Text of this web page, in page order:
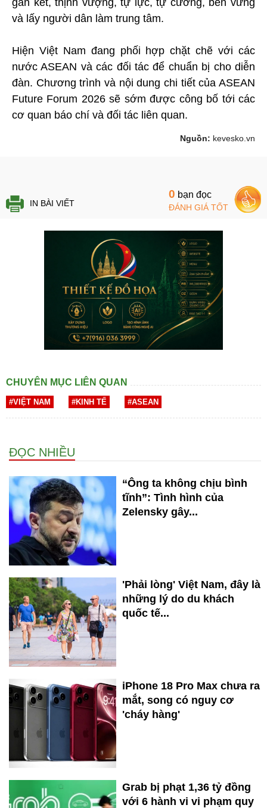
và lấy người dân làm trung tâm.
Hiện Việt Nam đang phối hợp chặt chẽ với các
nước ASEAN và các đối tác để chuẩn bị cho diễn
đàn. Chương trình và nội dung chi tiết của ASEAN
Future Forum 2026 sẽ sớm được công bố tới các
cơ quan báo chí và đối tác liên quan.
Nguồn: kevesko.vn
IN BÀI VIẾT
0 bạn đọc
ĐÁNH GIÁ TỐT
CHUYÊN MỤC LIÊN QUAN
#VIỆT NAM #KINH TẾ #ASEAN
ĐỌC NHIỀU
“Ông ta không chịu bình
tĩnh”: Tình hình của
Zelensky gây...
'Phải lòng' Việt Nam, đây là
những lý do du khách
quốc tế...
iPhone 18 Pro Max chưa ra
mắt, song có nguy cơ
'cháy hàng'
Grab bị phạt 1,36 tỷ đồng
với 6 hành vi vi phạm quy